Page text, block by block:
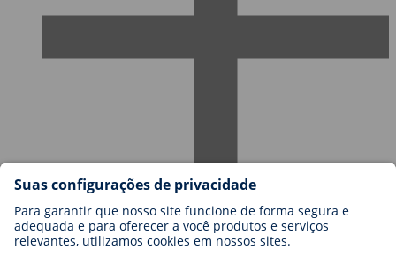
Carreiras na BIOTRONIK
Níveis de carreira